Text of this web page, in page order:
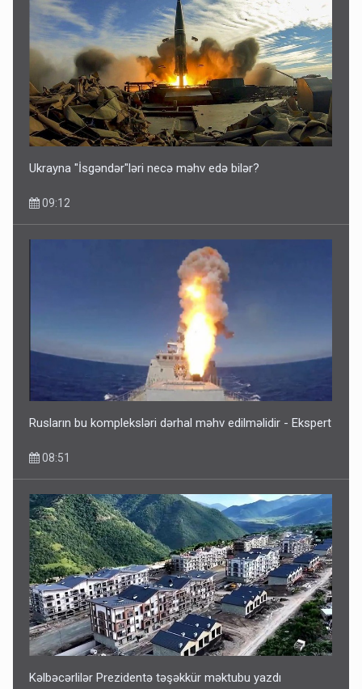
Ukrayna "İsgəndər"ləri necə məhv edə bilər?
09:12
Rusların bu kompleksləri dərhal məhv edilməlidir - Ekspert
08:51
Kəlbəcərlilər Prezidentə təşəkkür məktubu yazdı